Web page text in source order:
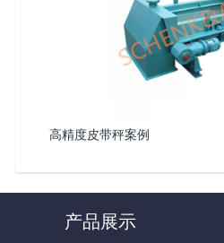
高精度皮带秤案例
产品展示